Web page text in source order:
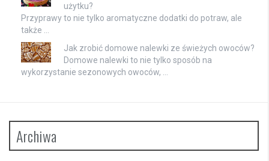
użytku?
Przyprawy to nie tylko aromatyczne dodatki do potraw, ale
także …
Jak zrobić domowe nalewki ze świeżych owoców?
Domowe nalewki to nie tylko sposób na
wykorzystanie sezonowych owoców, …
Archiwa